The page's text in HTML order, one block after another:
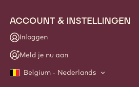
ACCOUNT & INSTELLINGEN
Inloggen
Meld je nu aan
Belgium - Nederlands